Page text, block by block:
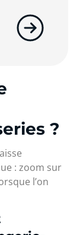
?
: zoom sur
l’on